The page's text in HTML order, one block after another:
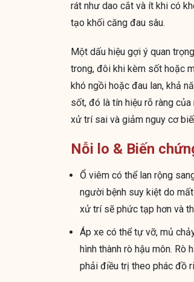
rát như dao cắt và ít khi có
tạo khối căng đau sâu.
Một dấu hiệu gợi ý quan
trong, đôi khi kèm sốt hoặc
khó ngồi hoặc đau lan, khả
sốt, đó là tín hiệu rõ ràng
xử trí sai và giảm nguy cơ
Nỗi lo & Biến
Ổ viêm có thể lan rộng
người bệnh suy kiệt do
xử trí sẽ phức tạp hơn và
Áp xe có thể tự vỡ, mủ
hình thành rò hậu môn.
phải điều trị theo phác đồ